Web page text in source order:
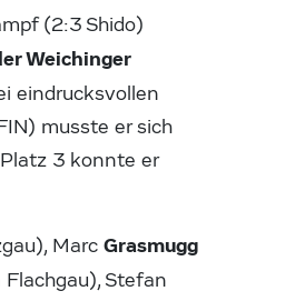
(2:3 Shido)
Weichinger
eindrucksvollen
musste er sich
3 konnte er
MarcGrasmugg
Stefan